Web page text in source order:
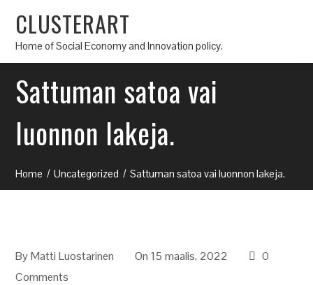
CLUSTERART
Home of Social Economy and Innovation policy.
Sattuman satoa vai
luonnon lakeja.
Home Uncategorized Sattuman satoa vai luonnon lakeja.
ByMatti Luostarinen On 15 maalis, 2022
0
Comments